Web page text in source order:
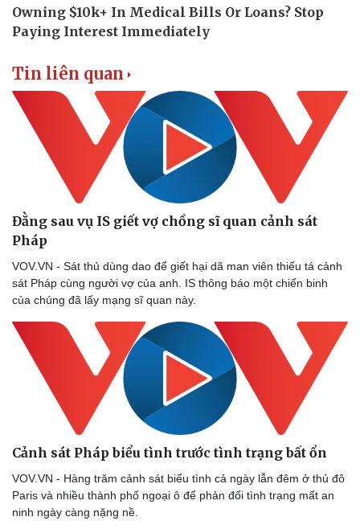
Doanh nghiệp
Thông tin doanh nghiệp
Doanh nghiệp 24h
Vì cộng đồng
Công nghệ
Sành điệu
Tin Công nghệ
Tin liên quan
Đằng sau vụ IS giết vợ chồng sĩ quan cảnh sát
Pháp
VOV.VN - Sát thủ dùng dao để giết hại dã man viên thiếu tá cảnh
sát Pháp cùng người vợ của anh. IS thông báo một chiến binh
của chúng đã lấy mạng sĩ quan này.
Cảnh sát Pháp biểu tình trước tình trạng bất ổn
VOV.VN - Hàng trăm cảnh sát biểu tình cả ngày lẫn đêm ở thủ đô
Paris và nhiều thành phố ngoại ô để phản đối tình trạng mất an
ninh ngày càng nặng nề.